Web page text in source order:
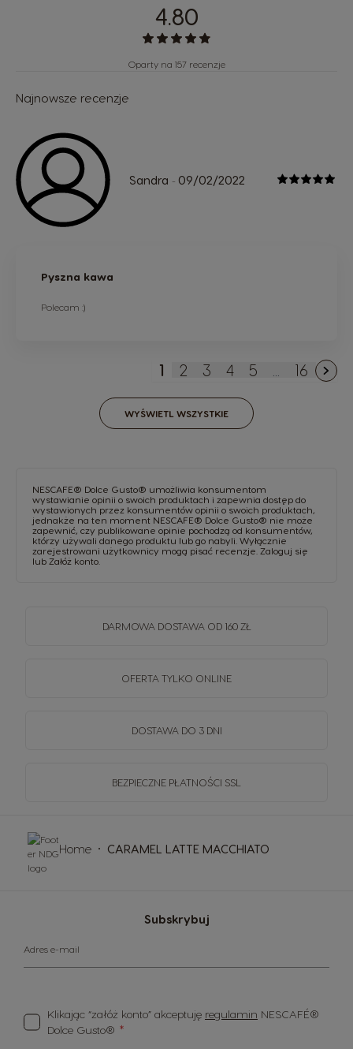
4.80
Oparty na 157 recenzje
Najnowsze recenzje
Sandra - 09/02/2022
Pyszna kawa
Polecam :)
Aktualnie czytasz stronę
1 Strona
2 Strona
3 Strona
4 Strona
5 Strona
16
WYŚWIETL WSZYSTKIE
NESCAFE® Dolce Gusto® umożliwia konsumentom
wystawianie opinii o swoich produktach i zapewnia dostęp do
wystawionych przez konsumentów opinii o swoich produktach,
jednakże na ten moment NESCAFE® Dolce Gusto® nie może
zapewnić, czy publikowane opinie pochodzą od konsumentów,
którzy używali danego produktu lub go nabyli. Wyłącznie
zarejestrowani użytkownicy mogą pisać recenzje. Zaloguj się
lub Załóż konto
DARMOWA DOSTAWA OD 160 ZŁ
OFERTA TYLKO ONLINE
DOSTAWA DO 3 DNI
BEZPIECZNE PŁATNOŚCI SSL
Subskrybuj
Adres e-mail
Klikając “załóż konto” akceptuję regulamin NESCAFÉ®
Dolce Gusto®
Home CARAMEL LATTE MACCHIATO